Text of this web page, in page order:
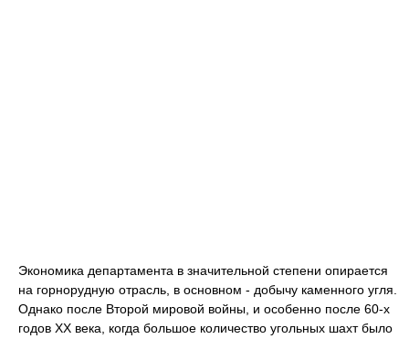
Экономика департамента в значительной степени опирается
на горнорудную отрасль, в основном - добычу каменного угля.
Однако после Второй мировой войны, и особенно после 60-х
годов XX века, когда большое количество угольных шахт было